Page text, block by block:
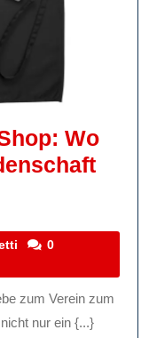
Wo
stefanocoletti
0
nur ein {...}